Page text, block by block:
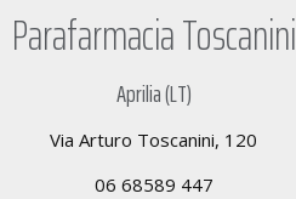
Parafarmacia Toscanini
Aprilia (LT)
Via Arturo Toscanini, 120
06 68589 447